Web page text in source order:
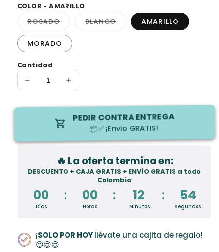
COLOR - AMARILLO
ROSADOVariante
agotada
o
no
disponible
BLANCOVariante
agotada
AMARILLO
MORADO
Cantidad
Reducir
para
Collar
🌷
Aumentar
para
Beauty
Tulip®
Collar
Tulipán
💓
🌷
PEDIR CONTRA ENTREGA
📦✅ ¡Envio GRATIS!
🔥 La oferta termina en:
DESCUENTO + CAJA GRATIS + ENVÍO GRATIS a todo
Colombia
00 : 00 : 12 : 52
Días Horas Minutos Segundos
¡SOLO POR HOYllévate una cajita de regalo!
😍😍😍